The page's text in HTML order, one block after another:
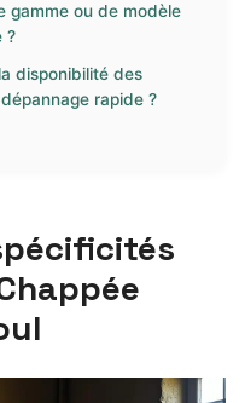
gamme ou de modèle
?
disponibilité des
rapide ?